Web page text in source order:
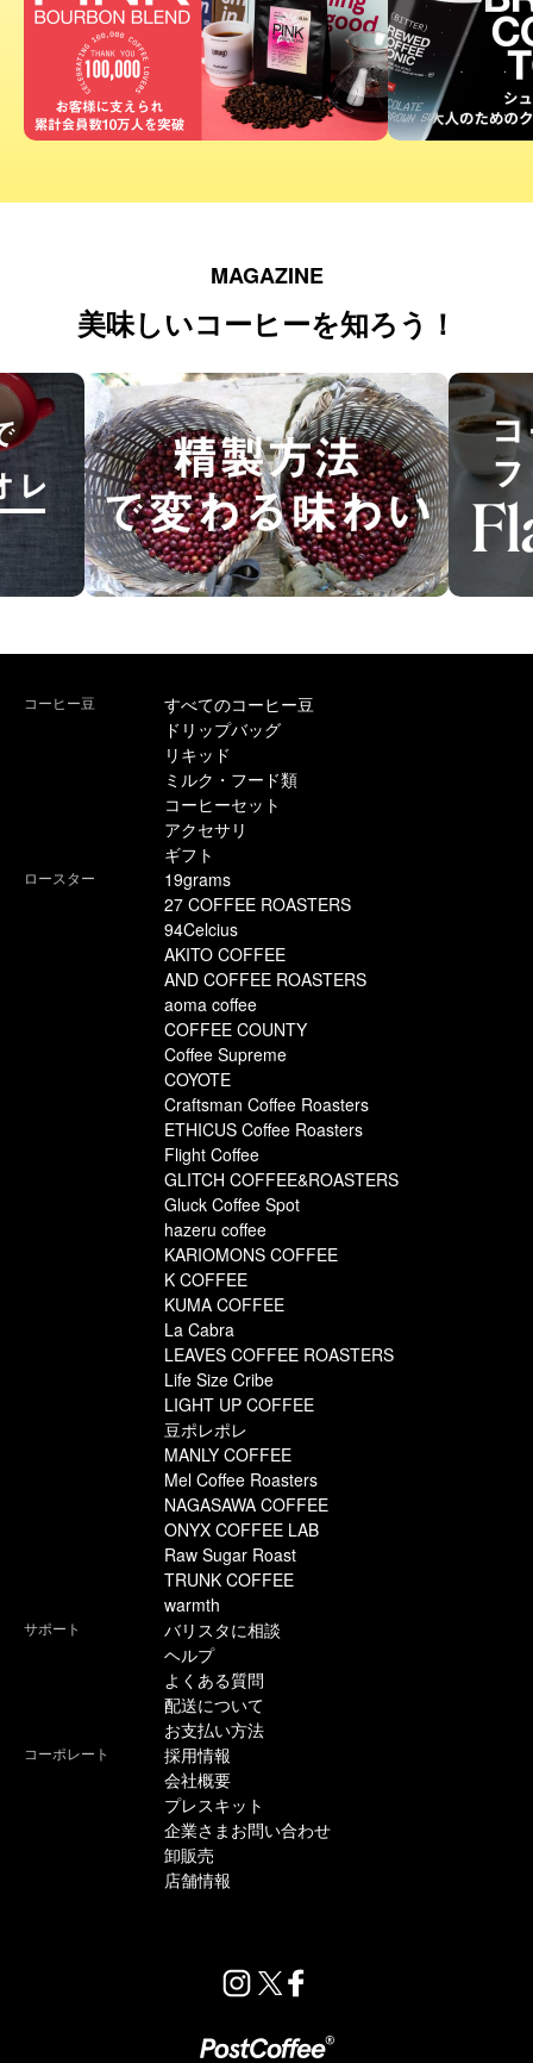
MAGAZINE
美味しいコーヒーを知ろう！
コーヒー豆
すべてのコーヒー豆
ドリップバッグ
リキッド
ミルク・フード類
コーヒーセット
アクセサリ
ギフト
ロースター
19grams
27 COFFEE ROASTERS
94Celcius
AKITO COFFEE
AND COFFEE ROASTERS
aoma coffee
COFFEE COUNTY
Coffee Supreme
COYOTE
Craftsman Coffee Roasters
ETHICUS Coffee Roasters
Flight Coffee
GLITCH COFFEE&ROASTERS
Gluck Coffee Spot
hazeru coffee
KARIOMONS COFFEE
K COFFEE
KUMA COFFEE
La Cabra
LEAVES COFFEE ROASTERS
Life Size Cribe
LIGHT UP COFFEE
豆ポレポレ
MANLY COFFEE
Mel Coffee Roasters
NAGASAWA COFFEE
ONYX COFFEE LAB
Raw Sugar Roast
TRUNK COFFEE
warmth
サポート
バリスタに相談
ヘルプ
よくある質問
配送について
お支払い方法
コーポレート
採用情報
会社概要
プレスキット
企業さまお問い合わせ
卸販売
店舗情報